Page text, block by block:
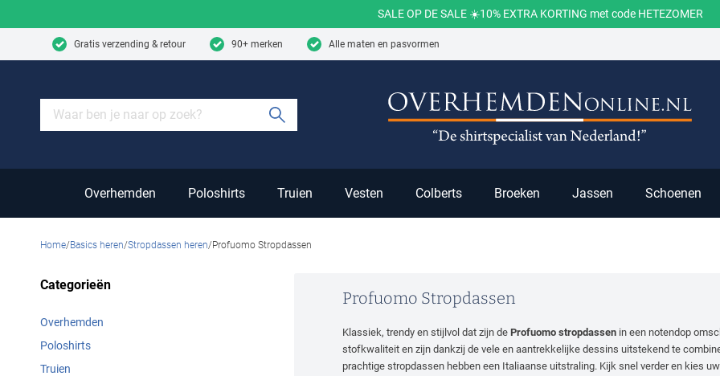
SALE OP DE SALE ☀️10% EXTRA KORTING met code HETEZOMER
Gratis verzending & retour 90+ merken Alle maten en pasvormen
Overhemden Poloshirts Truien Vesten Colberts Broeken Jassen Schoenen
Home Basics heren Stropdassen heren Profuomo Stropdassen
Profuomo Stropdassen
Klassiek, trendy en stijlvol dat zijn de Profuomo stropdassen in een notendop
stofkwaliteit en zijn dankzij de vele en aantrekkelijke dessins uitstekend te
prachtige stropdassen hebben een Italiaanse uitstraling. Kijk snel verder en kies
Categorieën
Overhemden
Poloshirts
Truien